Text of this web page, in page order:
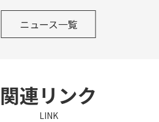
ニュース一覧
関連リンク
LINK